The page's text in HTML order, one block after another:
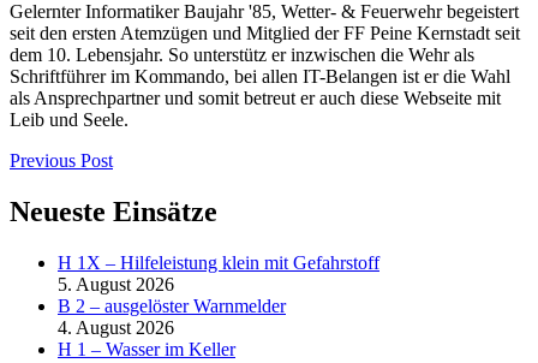
Gelernter Informatiker Baujahr '85, Wetter- & Feuerwehr begeistert
seit den ersten Atemzügen und Mitglied der FF Peine Kernstadt seit
dem 10. Lebensjahr. So unterstütz er inzwischen die Wehr als
Schriftführer im Kommando, bei allen IT-Belangen ist er die Wahl
als Ansprechpartner und somit betreut er auch diese Webseite mit
Leib und Seele.
Previous Post
Neueste Einsätze
H 1X – Hilfeleistung klein mit Gefahrstoff
5. August 2026
B 2 – ausgelöster Warnmelder
4. August 2026
H 1 – Wasser im Keller